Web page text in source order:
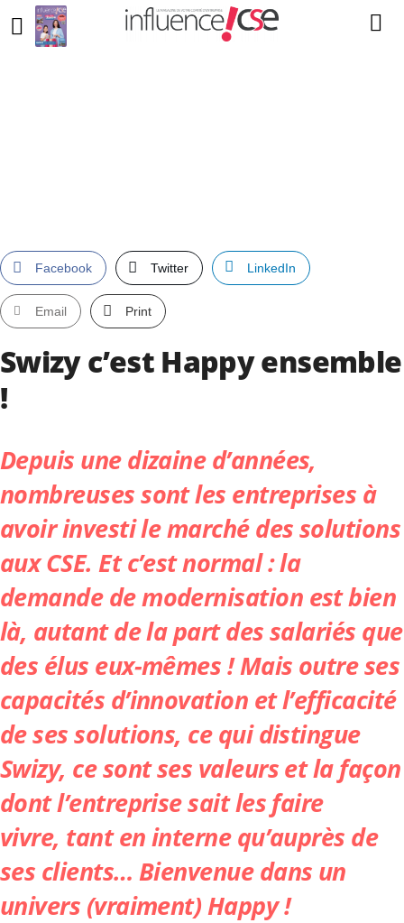
Facebook Twitter LinkedIn
Email Print
Swizy c’est Happy ensemble
!
Depuis une dizaine d’années,
nombreuses sont les entreprises à
avoir investi le marché des solutions
aux CSE. Et c’est normal : la
demande de modernisation est bien
là, autant de la part des salariés que
des élus eux-mêmes ! Mais outre ses
capacités d’innovation et l’efficacité
de ses solutions, ce qui distingue
Swizy, ce sont ses valeurs et la façon
dont l’entreprise sait les faire
vivre, tant en interne qu’auprès de
ses clients… Bienvenue dans un
univers (vraiment) Happy !